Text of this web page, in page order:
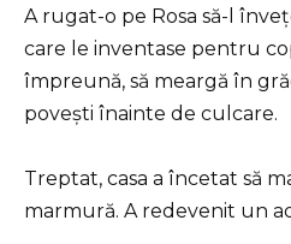
A rugat-o pe Rosa să-l
care le inventase pentru
împreună, să meargă în
povești înainte de culcare.
Treptat, casa a încetat să
marmură. A redevenit un